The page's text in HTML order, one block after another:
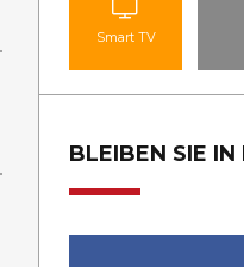
Smart TV
BLEIBEN SIE